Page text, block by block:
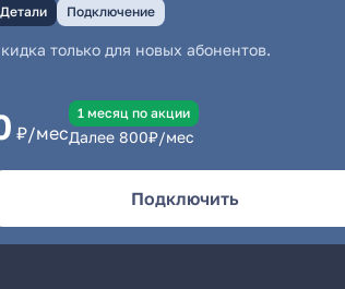
Детали Подключение
только для новых абонентов.
₽/мес
1 месяц по акции
Далее 800₽/мес
Подключить